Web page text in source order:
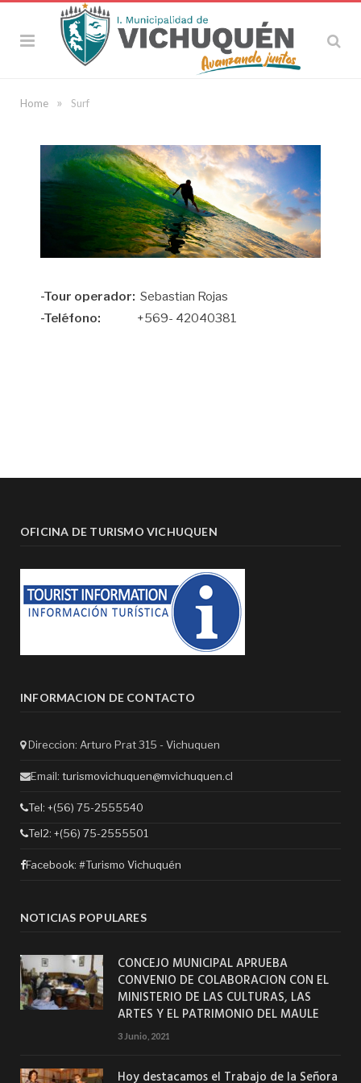
Home » Surf
-Tour operador: Sebastian Rojas
-Teléfono:
+569- 42040381
OFICINA DE TURISMO VICHUQUEN
INFORMACION DE CONTACTO
Direccion: Arturo Prat 315 - Vichuquen
Email: turismovichuquen@mvichuquen.cl
Tel: +(56) 75-2555540
Tel2: +(56) 75-2555501
Facebook: #Turismo Vichuquén
NOTICIAS POPULARES
CONCEJO MUNICIPAL APRUEBA
CONVENIO DE COLABORACION CON EL
MINISTERIO DE LAS CULTURAS, LAS
ARTES Y EL PATRIMONIO DEL MAULE
3 Junio, 2021
Hoy destacamos el Trabajo de la Señora